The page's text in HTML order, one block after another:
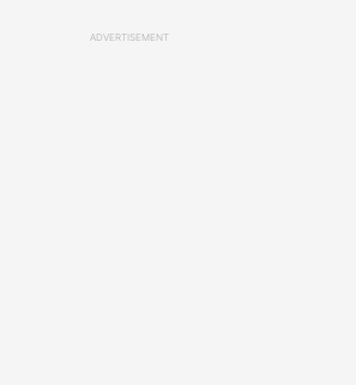
ADVERTISEMENT